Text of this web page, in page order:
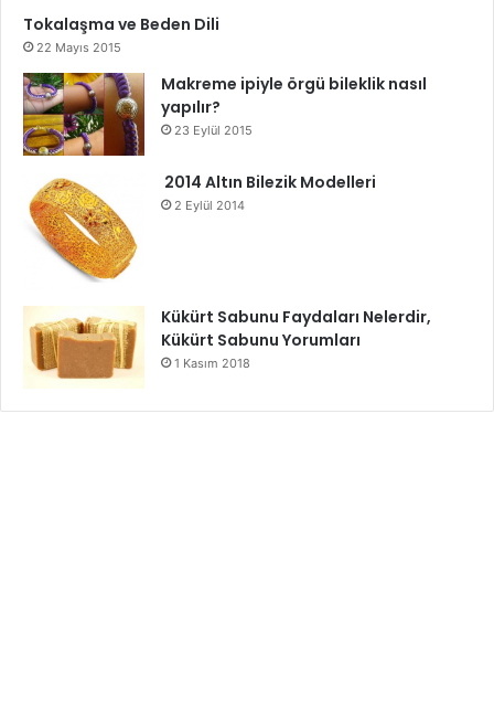
Tokalaşma ve Beden Dili
22 Mayıs 2015
Makreme ipiyle örgü bileklik nasıl
yapılır?
23 Eylül 2015
2014 Altın Bilezik Modelleri
2 Eylül 2014
Kükürt Sabunu Faydaları Nelerdir,
Kükürt Sabunu Yorumları
1 Kasım 2018